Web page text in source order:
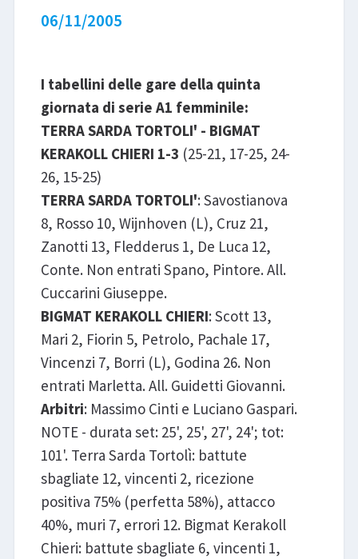
06/11/2005
I tabellini delle gare della quinta
giornata di serie A1 femminile:
TERRA SARDA TORTOLI' - BIGMAT
KERAKOLL CHIERI 1-3 (25-21, 17-25, 24-
26, 15-25)
TERRA SARDA TORTOLI': Savostianova
8, Rosso 10, Wijnhoven (L), Cruz 21,
Zanotti 13, Fledderus 1, De Luca 12,
Conte. Non entrati Spano, Pintore. All.
Cuccarini Giuseppe.
BIGMAT KERAKOLL CHIERI: Scott 13,
Mari 2, Fiorin 5, Petrolo, Pachale 17,
Vincenzi 7, Borri (L), Godina 26. Non
entrati Marletta. All. Guidetti Giovanni.
Arbitri: Massimo Cinti e Luciano Gaspari.
NOTE - durata set: 25', 25', 27', 24'; tot:
101'. Terra Sarda Tortolì: battute
sbagliate 12, vincenti 2, ricezione
positiva 75% (perfetta 58%), attacco
40%, muri 7, errori 12. Bigmat Kerakoll
Chieri: battute sbagliate 6, vincenti 1,